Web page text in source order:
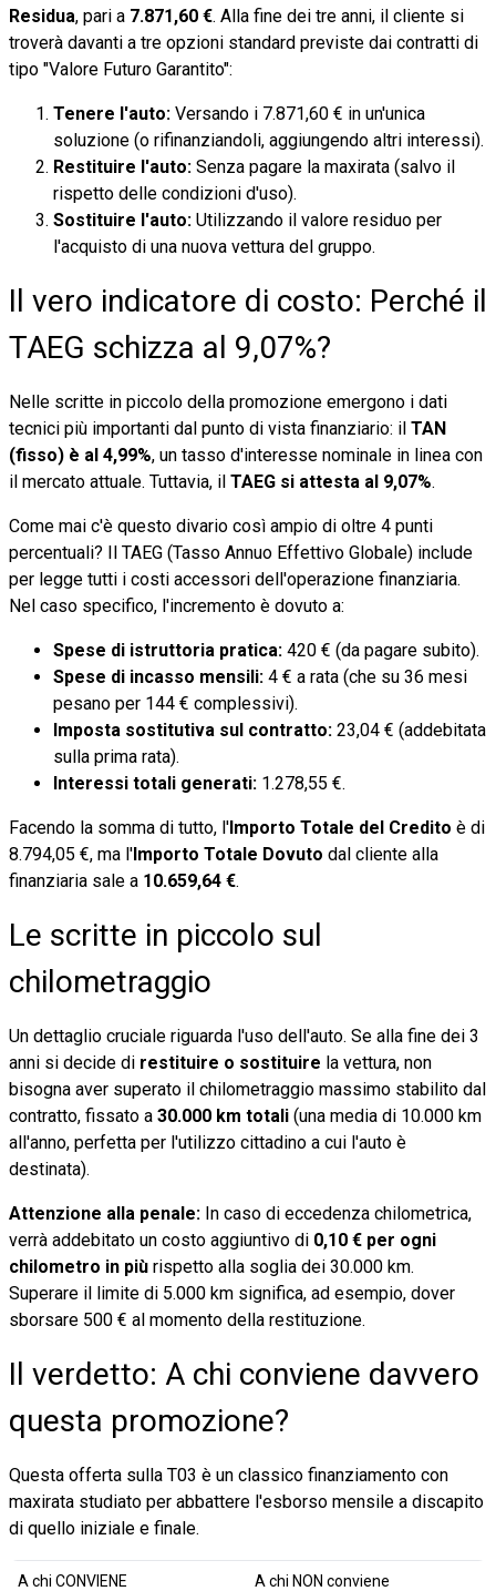
Residua, pari a 7.871,60 €. Alla fine dei tre anni, il cliente si
troverà davanti a tre opzioni standard previste dai contratti di
tipo "Valore Futuro Garantito":
Tenere l'auto: Versando i 7.871,60 € in un'unica
soluzione (o rifinanziandoli, aggiungendo altri interessi).
Restituire l'auto: Senza pagare la maxirata (salvo il
rispetto delle condizioni d'uso).
Sostituire l'auto: Utilizzando il valore residuo per
l'acquisto di una nuova vettura del gruppo.
Il vero indicatore di costo: Perché il
TAEG schizza al 9,07%?
Nelle scritte in piccolo della promozione emergono i dati
tecnici più importanti dal punto di vista finanziario: il TAN
(fisso) è al 4,99%, un tasso d'interesse nominale in linea con
il mercato attuale. Tuttavia, il TAEG si attesta al 9,07%.
Come mai c'è questo divario così ampio di oltre 4 punti
percentuali? Il TAEG (Tasso Annuo Effettivo Globale) include
per legge tutti i costi accessori dell'operazione finanziaria.
Nel caso specifico, l'incremento è dovuto a:
Spese di istruttoria pratica: 420 € (da pagare subito).
Spese di incasso mensili: 4 € a rata (che su 36 mesi
pesano per 144 € complessivi).
Imposta sostitutiva sul contratto: 23,04 € (addebitata
sulla prima rata).
Interessi totali generati: 1.278,55 €.
Facendo la somma di tutto, l'Importo Totale del Credito è di
8.794,05 €, ma l'Importo Totale Dovuto dal cliente alla
finanziaria sale a 10.659,64 €.
Le scritte in piccolo sul
chilometraggio
Un dettaglio cruciale riguarda l'uso dell'auto. Se alla fine dei 3
anni si decide di restituire o sostituire la vettura, non
bisogna aver superato il chilometraggio massimo stabilito dal
contratto, fissato a 30.000 km totali (una media di 10.000 km
all'anno, perfetta per l'utilizzo cittadino a cui l'auto è
destinata).
Attenzione alla penale: In caso di eccedenza chilometrica,
verrà addebitato un costo aggiuntivo di 0,10 € per ogni
chilometro in più rispetto alla soglia dei 30.000 km.
Superare il limite di 5.000 km significa, ad esempio, dover
sborsare 500 € al momento della restituzione.
Il verdetto: A chi conviene davvero
questa promozione?
Questa offerta sulla T03 è un classico finanziamento con
maxirata studiato per abbattere l'esborso mensile a discapito
di quello iniziale e finale.
A chi CONVIENE A chi NON conviene